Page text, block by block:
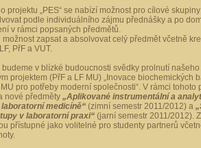
projektu „PES“ se nabízí možnost pro cílové
podle individuálního zájmu přednášky a po
v rámci popsaných předmětů.
možnost zapsat a absolvovat celý předmět včetně
PřF a VUT.
budeme v blízké budoucnosti svědky prolnutí
projektem (PřF a LF MU) „Inovace biochemických
pro potřeby moderní společnosti“. V rámci tohoto
nové předměty „Aplikované instrumentální a
medicíně“ (zimní semestr 2011/2012) a
v laboratorní praxi“ (jarní semestr 2011/2012).
přístupné jako volitelné pro studenty partnerů